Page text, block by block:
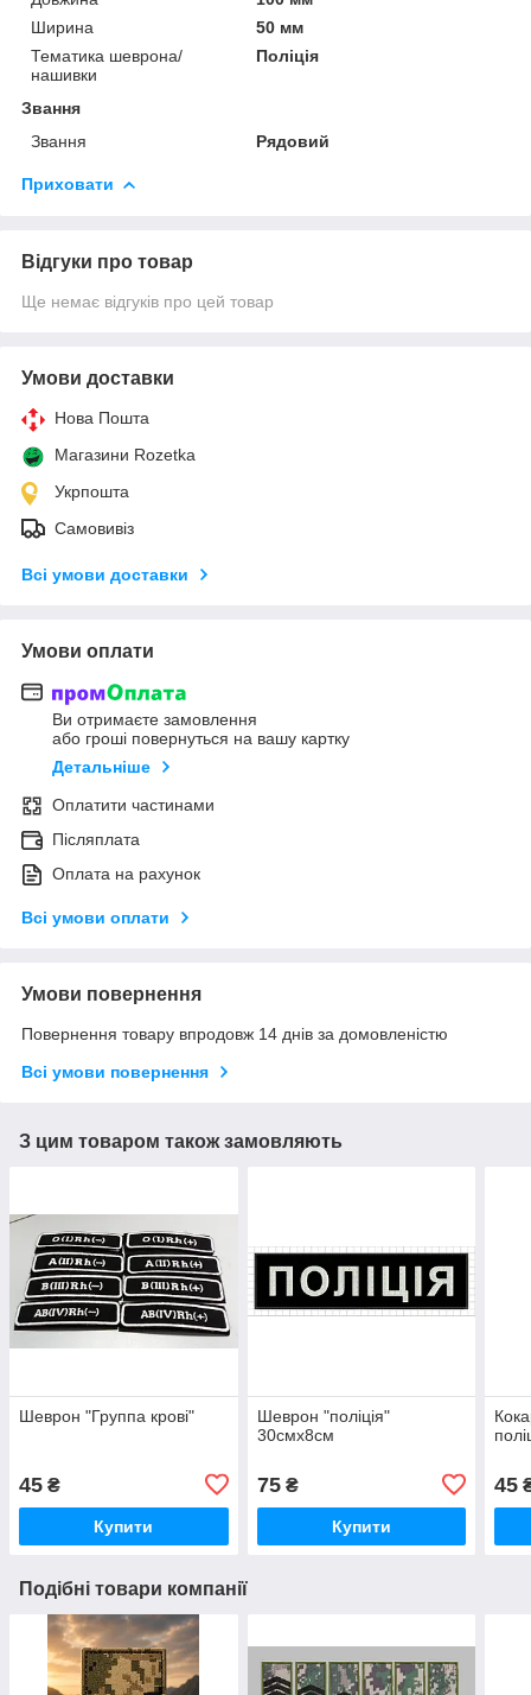
Ширина
50 мм
Тематика шеврона/
нашивки
Поліція
Звання
Звання
Рядовий
Приховати
Відгуки про товар
Ще немає відгуків про цей товар
Умови доставки
Нова Пошта
Магазини Rozetka
Укрпошта
Самовивіз
Всі умови доставки
Умови оплати
Ви отримаєте замовлення
або гроші повернуться на вашу картку
Детальніше
Оплатити частинами
Післяплата
Оплата на рахунок
Всі умови оплати
Умови повернення
Повернення товару впродовж 14 днів за домовленістю
Всі умови повернення
З цим товаром також замовляють
Шеврон "Группа крові"
45 ₴
Купити
Шеврон "поліція"
30смх8см
75₴
Купити
45
Подібні товари компанії